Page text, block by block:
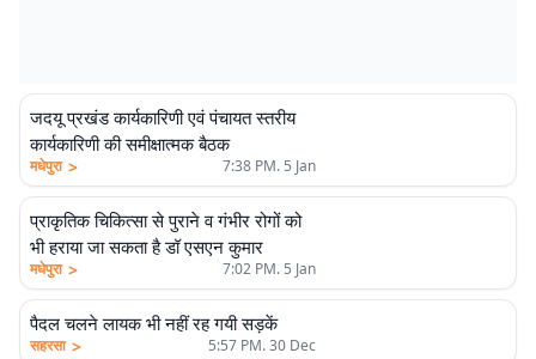
जदयू प्रखंड कार्यकारिणी एवं पंचायत स्तरीय
कार्यकारिणी की समीक्षात्मक बैठक
मधेपुरा > 7:38 PM. 5 Jan
प्राकृतिक चिकित्सा से पुराने व गंभीर रोगों को
भी हराया जा सकता है डॉ एसएन कुमार
मधेपुरा > 7:02 PM. 5 Jan
पैदल चलने लायक भी नहीं रह गयी सड़कें
सहरसा > 5:57 PM. 30 Dec